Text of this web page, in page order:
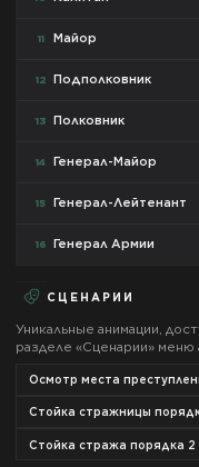
11 Майор
12 Подполковник
13 Полковник
14 Генерал-Майор
15 Генерал-Лейтенант
16 Генерал Армии
СЦЕНАРИИ
Уникальные анимации,
разделе «Сценарии» меню
Осмотр места
Стойка стражницы
Стойка стража порядка 2